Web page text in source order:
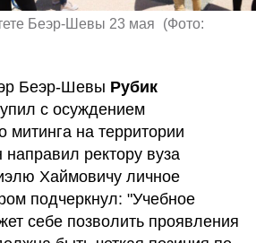
Беэр-Шевы 23 мая (Фото:
Беэр-Шевы Рубик
с осуждением
митинга на территории
ректору вуза
Хаймовичу личное
подчеркнул: "Учебное
себе позволить проявления